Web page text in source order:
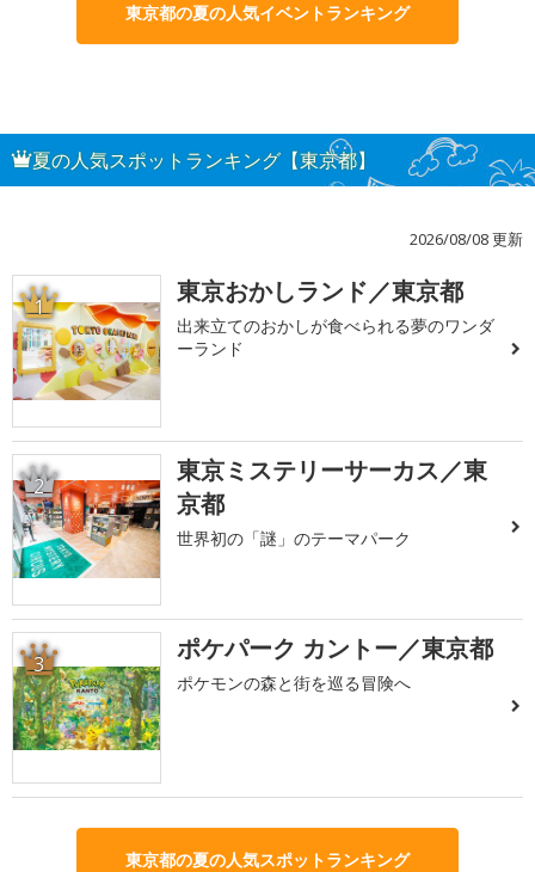
東京都の夏の人気イベントランキング
夏の人気スポットランキング【東京都】
2026/08/08 更新
1 東京おかしランド／東京都
出来立てのおかしが食べられる夢のワンダ
ーランド
2
東京ミステリーサーカス／東
京都
世界初の「謎」のテーマパーク
3 ポケパーク カントー／東京都
ポケモンの森と街を巡る冒険へ
東京都の夏の人気スポットランキング